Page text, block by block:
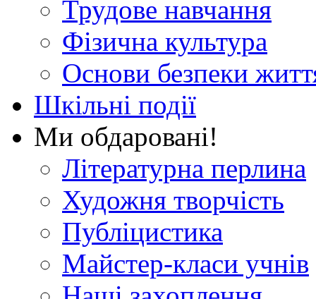
Трудове навчання
Фізична культура
Основи безпеки
Шкільні події
Ми обдаровані!
Літературна перлина
Художня творчість
Публіцистика
Майстер-класи учнів